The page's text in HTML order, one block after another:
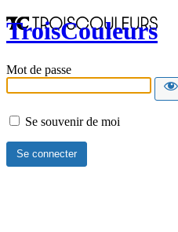
TroisCouleurs
Mot de passe
Se souvenir de moi